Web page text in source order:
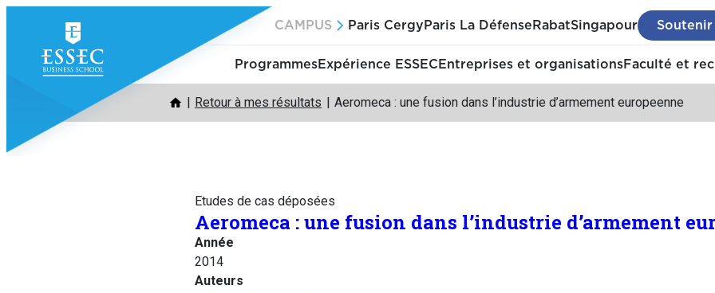
contenu
CAMPUS Paris Cergy Paris La Défense RabatSingapour Soutenir
ProgrammesExpérience ESSEC Entreprises et organisationsFaculté et
Retour à mes résultats Aeromeca : une fusion dans l’industrie d’armement europeenne
Etudes de cas déposées
Aeromeca : une fusion dans l’industrie d’armement
Année
2014
Auteurs